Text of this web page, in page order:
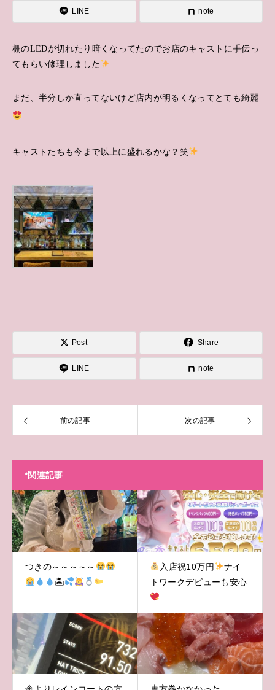
LINE note
棚のLEDが切れたり暗くなってたのでお店のキャストに手伝っ
てもらい修理しました
まだ、半分しか直ってないけど店内が明るくなってとても綺麗
キャストたちも今まで以上に盛れるかな？笑
Post Share
LINE note
前の記事 次の記事
*関連記事
つきの～～～～～
‬🏝
入店祝10万円
ナイ
トワークデビューも安心